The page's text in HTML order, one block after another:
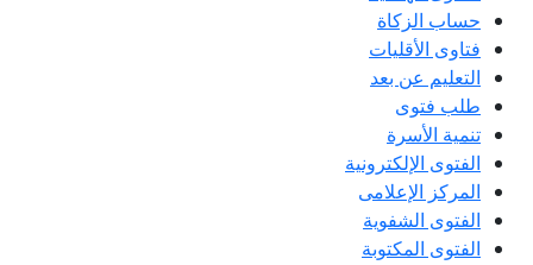
حساب الزكاة
فتاوى الأقليات
التعليم عن بعد
طلب فتوى
تنمية الأسرة
الفتوى الإلكترونية
المركز الإعلامى
الفتوى الشفوية
الفتوى المكتوبة